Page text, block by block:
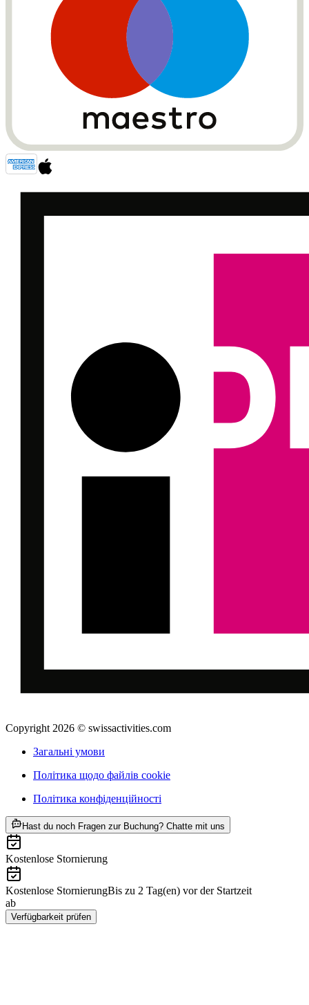
Copyright 2026 © swissactivities.com
Загальні умови
Політика щодо файлів cookie
Політика конфіденційності
Hast du noch Fragen zur Buchung? Chatte mit uns
Kostenlose Stornierung
Kostenlose StornierungBis zu 2 Tag(en) vor der Startzeit
ab
Verfügbarkeit prüfen